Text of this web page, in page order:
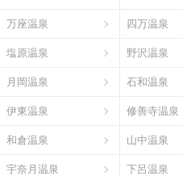
万座温泉 四万温泉
塩原温泉 野沢温泉
月岡温泉 石和温泉
伊東温泉 修善寺温泉
和倉温泉 山中温泉
宇奈月温泉 下呂温泉